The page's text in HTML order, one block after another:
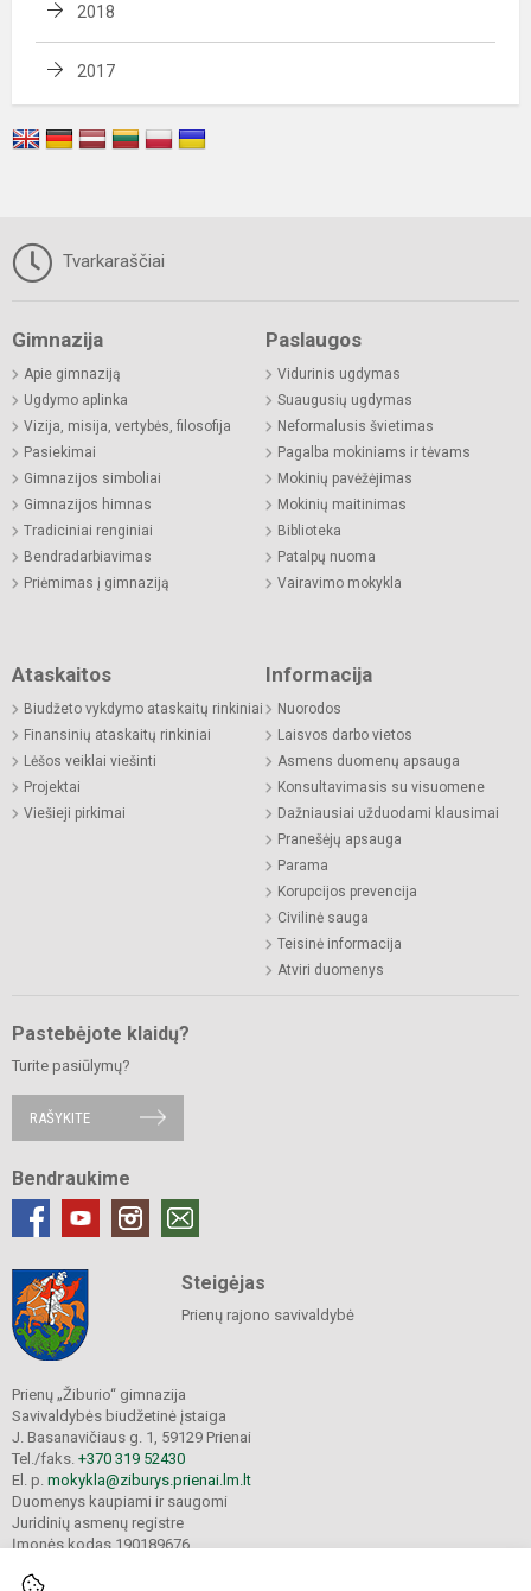
2018
2017
Tvarkaraščiai
Gimnazija
Apie gimnaziją
Ugdymo aplinka
Vizija, misija, vertybės, filosofija
Pasiekimai
Gimnazijos simboliai
Gimnazijos himnas
Tradiciniai renginiai
Bendradarbiavimas
Priėmimas į gimnaziją
Paslaugos
Vidurinis ugdymas
Suaugusių ugdymas
Neformalusis švietimas
Pagalba mokiniams ir tėvams
Mokinių pavėžėjimas
Mokinių maitinimas
Biblioteka
Patalpų nuoma
Vairavimo mokykla
Ataskaitos
Biudžeto vykdymo ataskaitų rinkiniai
Finansinių ataskaitų rinkiniai
Lėšos veiklai viešinti
Projektai
Viešieji pirkimai
Informacija
Nuorodos
Laisvos darbo vietos
Asmens duomenų apsauga
Konsultavimasis su visuomene
Dažniausiai užduodami klausimai
Pranešėjų apsauga
Parama
Korupcijos prevencija
Civilinė sauga
Teisinė informacija
Atviri duomenys
Pastebėjote klaidų?
Turite pasiūlymų?
RAŠYKITE
Bendraukime
Steigėjas
Prienų rajono savivaldybė
Prienų „Žiburio“ gimnazija
Savivaldybės biudžetinė įstaiga
J. Basanavičiaus g. 1, 59129 Prienai
Tel./faks. +370 319 52430
El. p. mokykla@ziburys.prienai.lm.lt
Duomenys kaupiami ir saugomi
Juridinių asmenų registre
Įmonės kodas 190189676